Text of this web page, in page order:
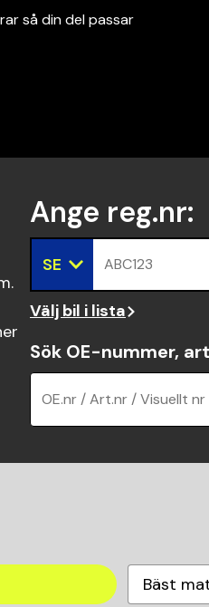
så din del passar
Ange reg.nr:
SE ABC123
Välj bil i lista
Sök OE-nummer,
OE.nr / Art.nr / Visuellt nr
Bäst